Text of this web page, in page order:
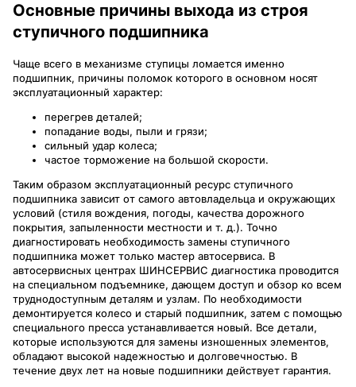
Основные причины выхода из строя
ступичного подшипника
Чаще всего в механизме ступицы ломается именно
подшипник, причины поломок которого в основном носят
эксплуатационный характер:
перегрев деталей;
попадание воды, пыли и грязи;
сильный удар колеса;
частое торможение на большой скорости.
Таким образом эксплуатационный ресурс ступичного
подшипника зависит от самого автовладельца и окружающих
условий (стиля вождения, погоды, качества дорожного
покрытия, запыленности местности и т. д.). Точно
диагностировать необходимость замены ступичного
подшипника может только мастер автосервиса. В
автосервисных центрах ШИНСЕРВИС диагностика проводится
на специальном подъемнике, дающем доступ и обзор ко всем
труднодоступным деталям и узлам. По необходимости
демонтируется колесо и старый подшипник, затем с помощью
специального пресса устанавливается новый. Все детали,
которые используются для замены изношенных элементов,
обладают высокой надежностью и долговечностью. В
течение двух лет на новые подшипники действует гарантия.